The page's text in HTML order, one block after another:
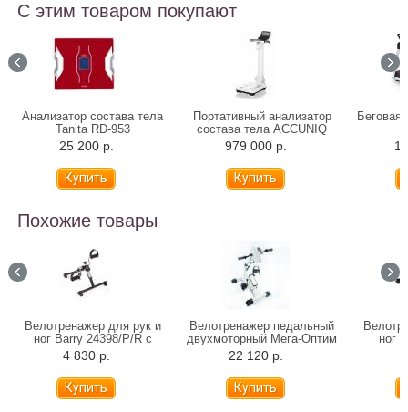
С этим товаром покупают
Анализатор состава тела
Tanita RD-953
25 200 р.
Портативный анализатор
состава тела ACCUNIQ
BC300
979 000 р.
Беговая
Похожие товары
Велотренажер для рук и
ног Barry 24398/P/R с
шагомером
4 830 р.
Велотренажер педальный
двухмоторный Мега-Оптим
HSM-20CE
22 120 р.
ног